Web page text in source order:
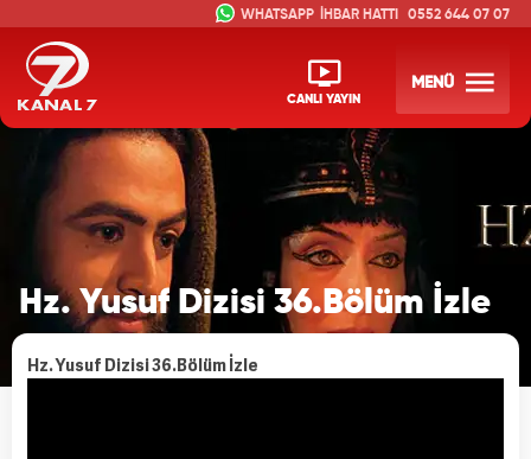
CANLI YAYIN
MENÜ
İHBAR HATTI 0552 644 07 07
Hz. Yusuf Dizisi 36.Bölüm İzle
Hz. Yusuf Dizisi 36.Bölüm İzle